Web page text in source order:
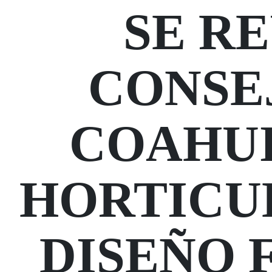
SE
DISEÑO